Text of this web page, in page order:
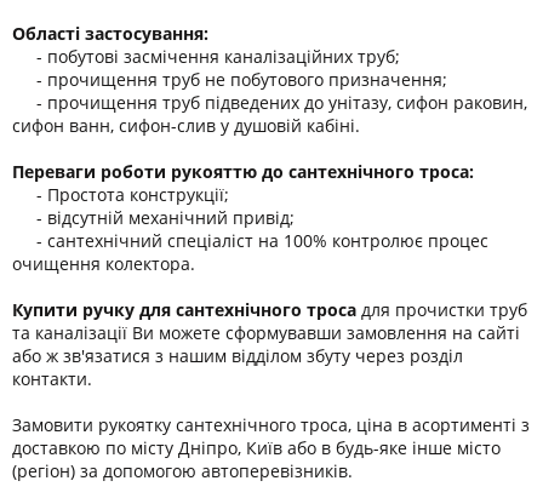
Області застосування:
- побутові засмічення каналізаційних труб;
- прочищення труб не побутового призначення;
- прочищення труб підведених до унітазу, сифон раковин,
сифон ванн, сифон-слив у душовій кабіні.
Переваги роботи рукояттю до сантехнічного троса:
- Простота конструкції;
- відсутній механічний привід;
- сантехнічний спеціаліст на 100% контролює процес
очищення колектора.
Купити ручку для сантехнічного троса для прочистки труб
та каналізації Ви можете сформувавши замовлення на сайті
або ж зв'язатися з нашим відділом збуту через розділ
контакти.
Замовити рукоятку сантехнічного троса, ціна в асортименті з
доставкою по місту Дніпро, Київ або в будь-яке інше місто
(регіон) за допомогою автоперевізників.